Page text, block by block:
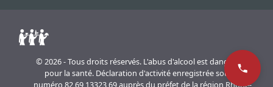
© 2026 - Tous droits réservés. L'abus d'alcool est dangereux
pour la santé. Déclaration d'activité enregistrée sous le
numéro 82 69 13323 69 auprès du préfet de la région Rhône-